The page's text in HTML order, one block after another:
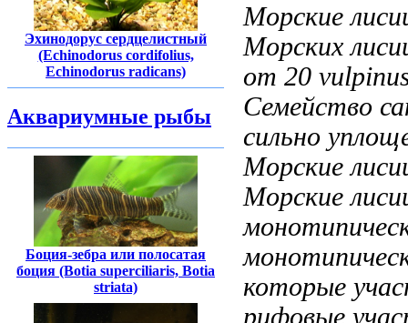
Эхинодорус сердцелистный
(Echinodorus cordifolius,
Echinodorus radicans)
Аквариумные рыбы
Боция-зебра или полосатая
боция (Botia superciliaris, Botia
striata)
Морские
Морских
от 20
Семейство
сильно
Морские
Морские
которые
рифовые